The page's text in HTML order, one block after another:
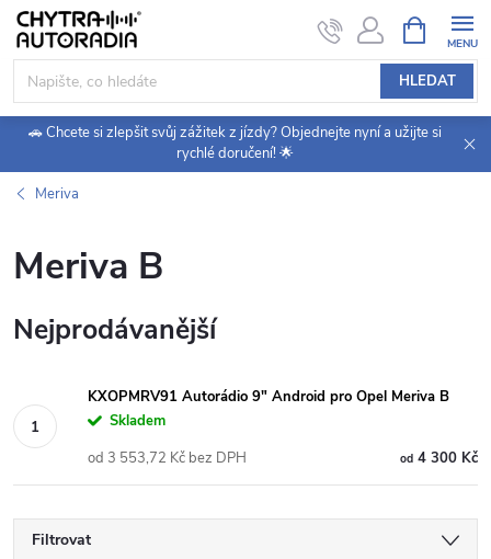
Přejít
obsah
HLEDAT
NÁKUPNÍ
KOŠÍK
🚗 Chcete si zlepšit svůj zážitek z jízdy? Objednejte nyní a užijte si
rychlé doručení! 🌟
Meriva
Meriva B
Nejprodávanější
KXOPMRV91 Autorádio 9" Android pro Opel Meriva B
Skladem
od4 300 Kč
od 3 553,72 Kč bez DPH
Filtrovat